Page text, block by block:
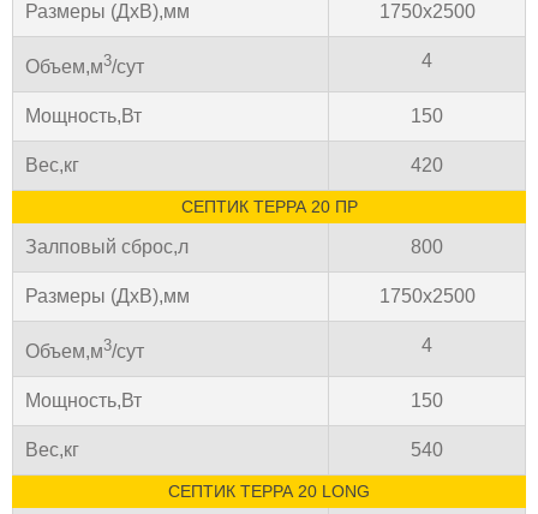
Размеры (ДхВ),мм 1750х2500
Объем,м3/сут 4
Мощность,Вт 150
Вес,кг 420
СЕПТИК ТЕРРА 20 ПР
Залповый сброс,л 800
Размеры (ДхВ),мм 1750х2500
Объем,м3/сут 4
Мощность,Вт 150
Вес,кг 540
СЕПТИК ТЕРРА 20 LONG